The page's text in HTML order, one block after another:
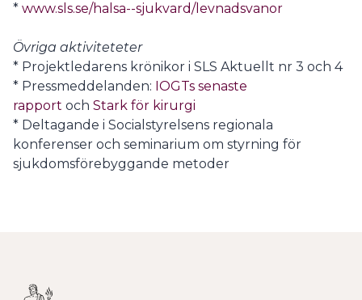
* www.sls.se/halsa--sjukvard/levnadsvanor
Övriga aktiviteteter
* Projektledarens krönikor i SLS Aktuellt nr 3 och 4
* Pressmeddelanden: IOGTs senaste
rapport och Stark för kirurgi
* Deltagande i Socialstyrelsens regionala
konferenser och seminarium om styrning för
sjukdomsförebyggande metoder